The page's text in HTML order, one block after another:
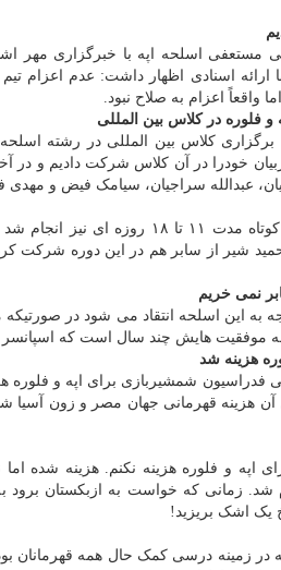
مستعفی اسلحه اپه با خبرگزاری مهر
ارائه اسنادی اظهار داشت: عدم اعزام
واقعاً اعزام به صلاح نبود.
فلوره در کلاس بین المللی
کلاس بین المللی در رشته
وی در همین زمینه اضافه کرد: دوره
شیر از سابر هم در این دوره شرکت
نمی خریم
به این اسلحه انتقاد می شود در
موفقیت هایش چند سال است که اسپانسر
هزینه شد
فدراسیون شمشیربازی برای اپه و
است که کل آن هزینه قهرمانی جهان مصر و
اپه و فلوره هزینه نکنم. هزینه شده
زمانی که خواست به ازبکستان برود
یک اشک بریزید!
در زمینه درسی کمک حال همه قهرمانان